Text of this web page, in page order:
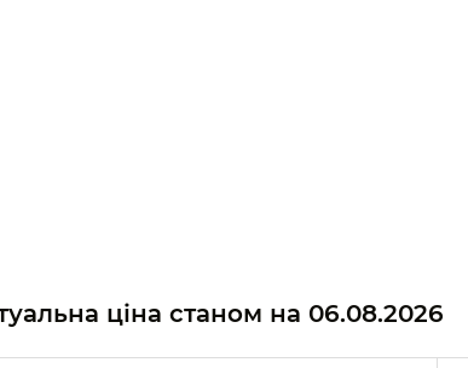
ціна станом на 06.08.2026